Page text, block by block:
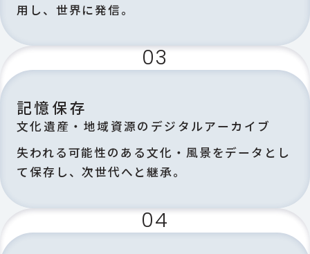
用し、世界に発信。
03
記憶保存
文化遺産・地域資源のデジタルアーカイブ
失われる可能性のある文化・風景をデータとし
て保存し、次世代へと継承。
04